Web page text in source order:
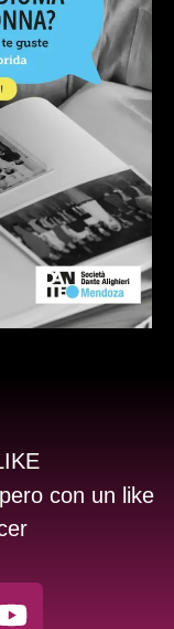
con un like